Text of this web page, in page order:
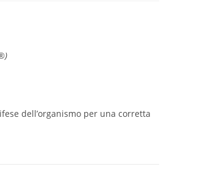
dell’organismo per una corretta